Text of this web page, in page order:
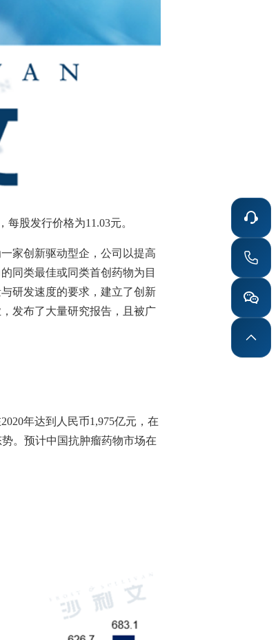
每股发行价格为11.03元。
家创新驱动型企，公司以提高
同类最佳或同类首创药物为目
研发速度的要求，建立了创新
发布了大量研究报告，且被广
2020年达到人民币1,975亿元，在
。预计中国抗肿瘤药物市场在